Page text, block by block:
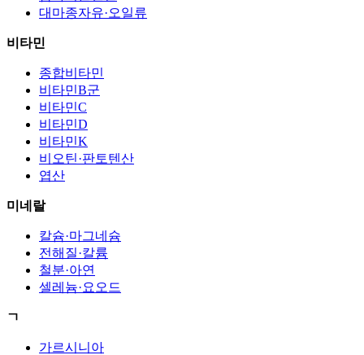
대마종자유·오일류
비타민
종합비타민
비타민B군
비타민C
비타민D
비타민K
비오틴·판토텐산
엽산
미네랄
칼슘·마그네슘
전해질·칼륨
철분·아연
셀레늄·요오드
ㄱ
가르시니아